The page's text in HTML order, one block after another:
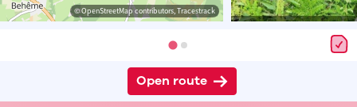
© OpenStreetMap contributors, Tracestrack
Open route